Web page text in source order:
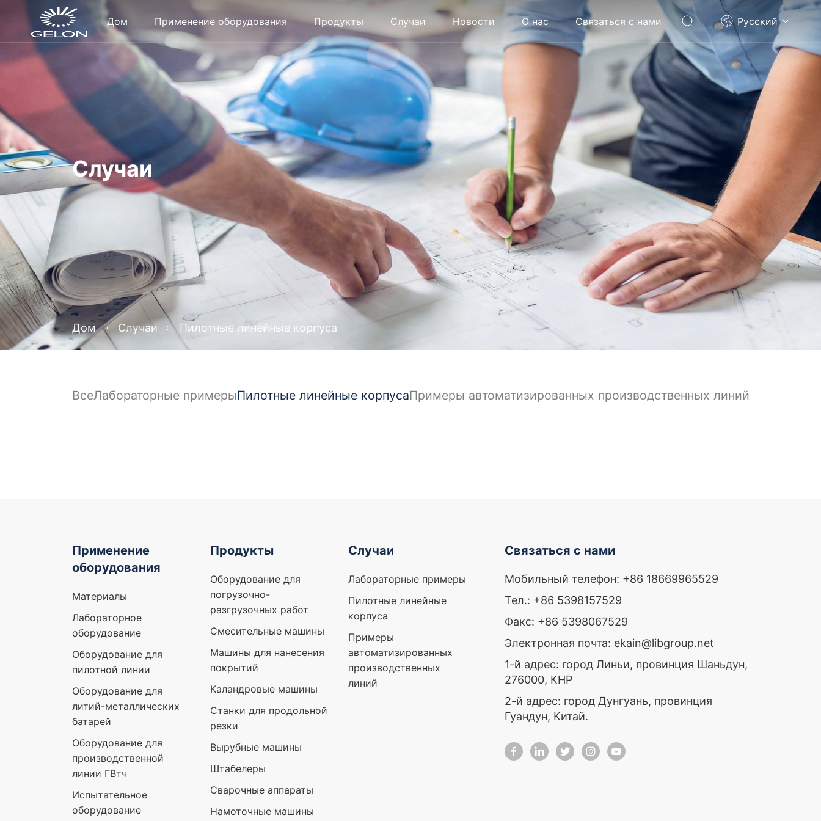
Дом Применение оборудования Продукты Случаи Новости О нас Связаться с нами Pусский
Случаи
Дом Случаи Пилотные линейные корпуса
ВсеЛабораторные примерыПилотные линейные корпусаПримеры автоматизированных производственных линий
Применение
оборудования
Материалы
Лабораторное
оборудование
Оборудование для
пилотной линии
Оборудование для
литий-металлических
батарей
Оборудование для
производственной
линии ГВтч
Испытательное
оборудование
Продукты
Оборудование для
погрузочно-
разгрузочных работ
Смесительные машины
Машины для нанесения
покрытий
Каландровые машины
Станки для продольной
резки
Вырубные машины
Штабелеры
Сварочные аппараты
Намоточные машины
Случаи
Лабораторные примеры
Пилотные линейные
корпуса
Примеры
автоматизированных
производственных
линий
Связаться с нами
Мобильный телефон: +86 18669965529
Тел.: +86 5398157529
Факс: +86 5398067529
Электронная почта: ekain@libgroup.net
1-й адрес: город Линьи, провинция Шаньдун,
276000, КНР
2-й адрес: город Дунгуань, провинция
Гуандун, Китай.